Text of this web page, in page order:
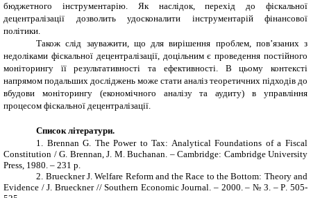
бюджетного інструментарію. Як наслідок, перехід до фіскальної
децентралізації дозволить удосконалити інструментарій фінансової
політики.
Також слід зауважити, що для вирішення проблем, пов’язаних з
недоліками фіскальної децентралізації, доцільним є проведення постійного
моніторингу її результативності та ефективності. В цьому контексті
напрямом подальших досліджень може стати аналіз теоретичних підходів до
вбудови моніторингу (економічного аналізу та аудиту) в управління
процесом фіскальної децентралізації.
Список літератури.
1. Brennan G. The Power to Tax: Analytical Foundations of a Fiscal
Constitution / G. Brennan, J. M. Buchanan. – Cambridge: Cambridge University
Press, 1980. – 231 р.
2. Brueckner J. Welfare Reform and the Race to the Bottom: Theory and
Evidence / J. Brueckner // Southern Economic Journal. – 2000. – № 3. –Р. 505-